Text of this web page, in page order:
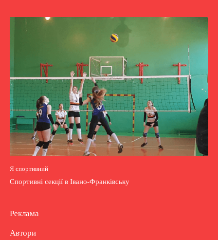
Я спортивний
Спортивні секції в Івано-Франківську
Реклама
Автори